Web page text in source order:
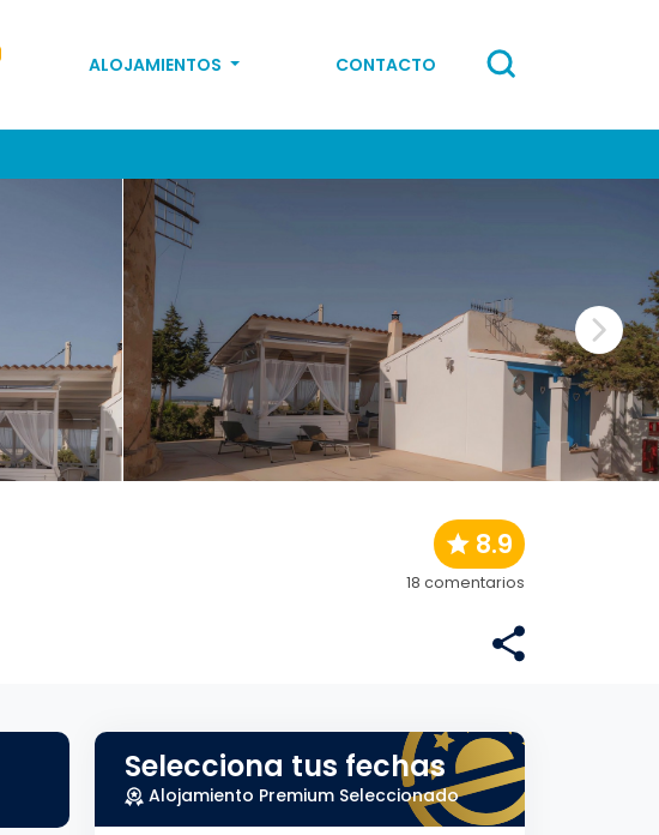
ALOJAMIENTOS CONTACTO
8.9
18 comentarios
Selecciona tus fechas
Alojamiento Premium Seleccionado